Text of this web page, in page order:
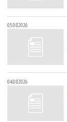
05.08.2026
04.08.2026